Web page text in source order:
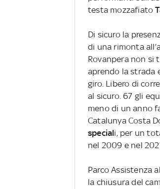
testa mozzafiato
Di sicuro la
di una rimonta
Rovanpera non si
aprendo la strada
giro. Libero di
al sicuro. 67 gli
meno di un anno
Catalunya Costa
speciali, per un
nel 2009 e nel
Parco Assistenza
la chiusura del